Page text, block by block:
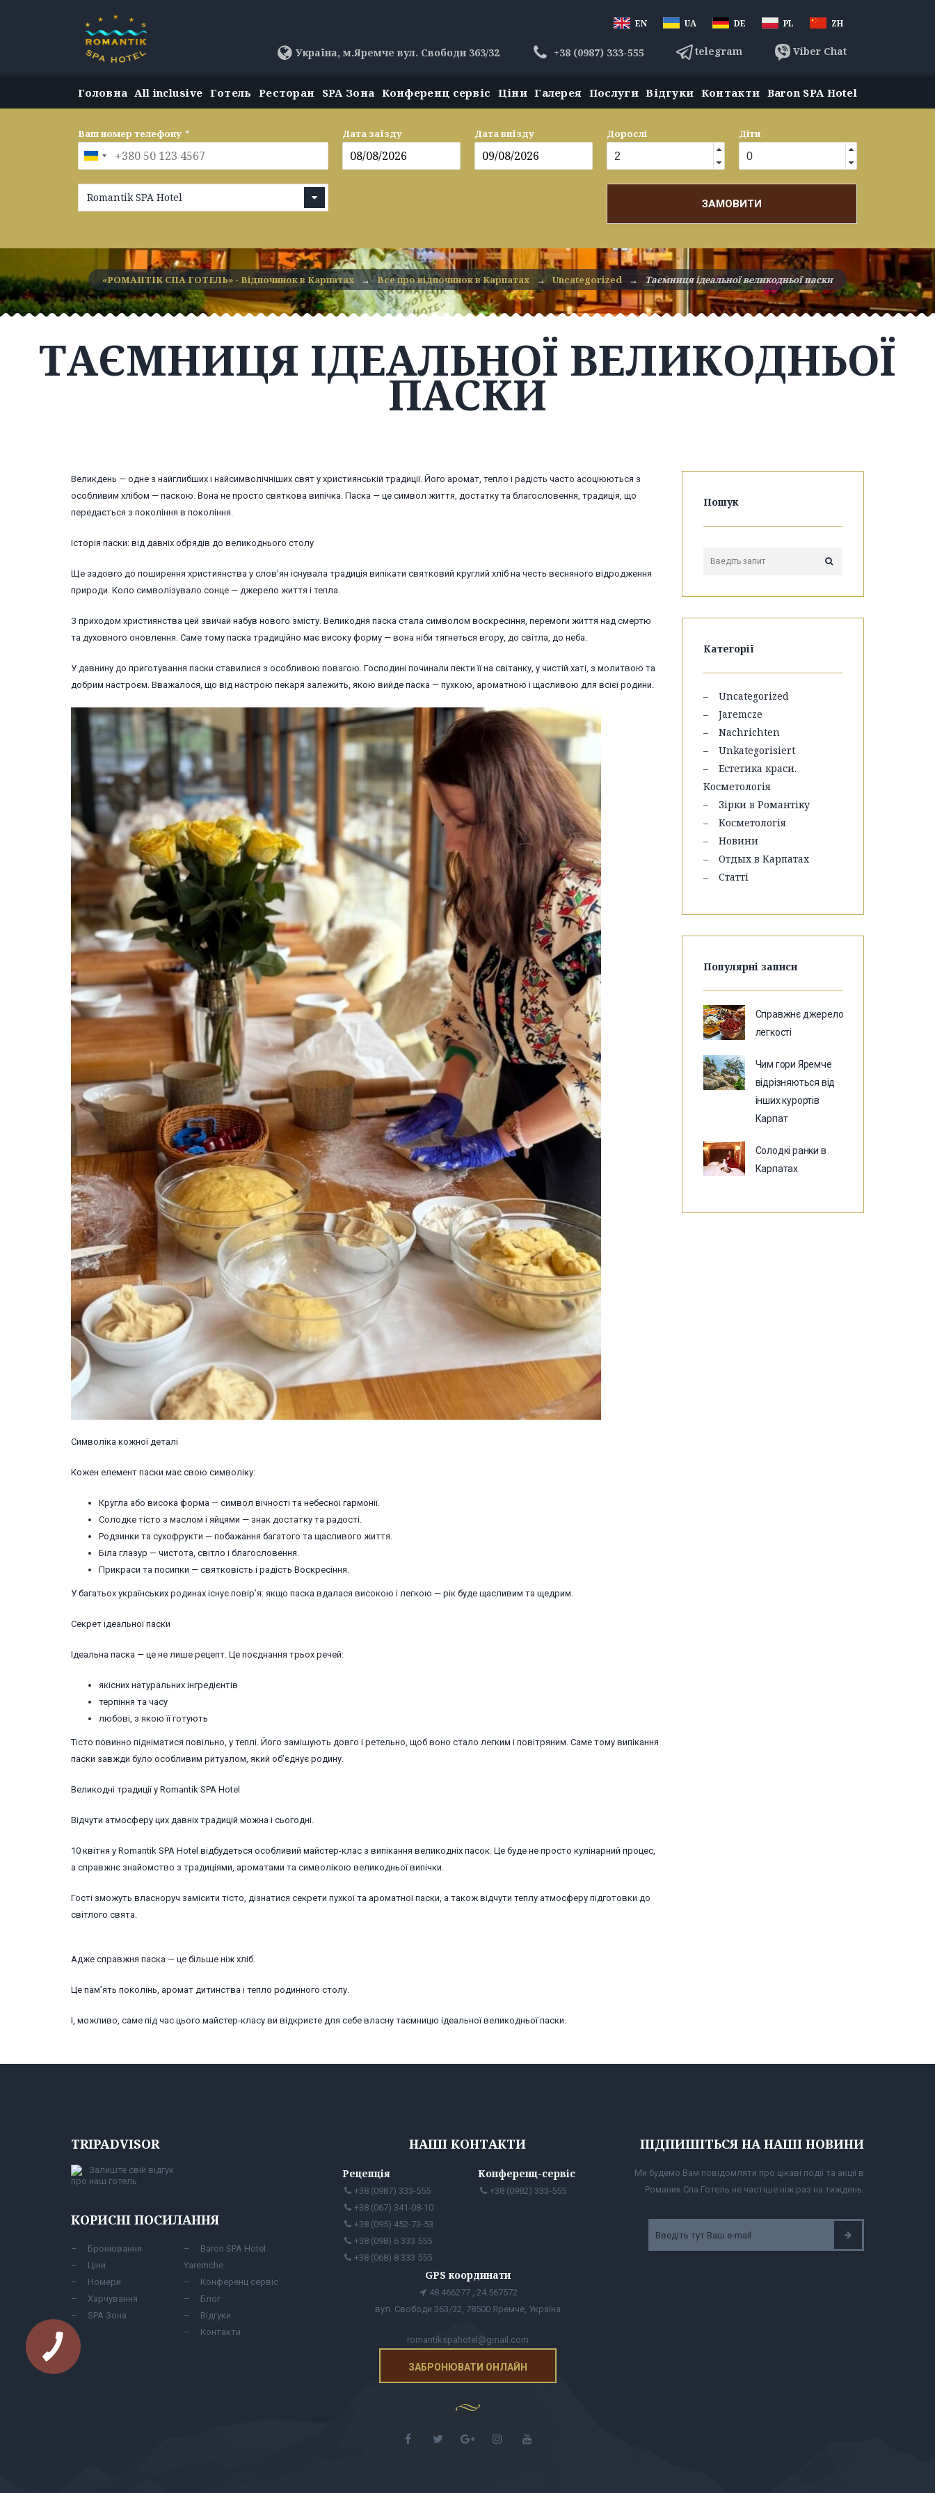
EN UA DE PL ZH
Україна, м.Яремче вул. Свободи 363/32 +38 (0987) 333-555 telegram Viber Chat
Головна All inclusive Готель Ресторан SPA Зона Конференц сервіс Ціни Галерея Послуги Відгуки Контакти Baron SPA Hotel
Ваш номер телефону *
Romantik SPA Hotel
Дата заїзду Дата виїзду Дорослі Діти
ЗАМОВИТИ
«РОМАНТІК СПА ГОТЕЛЬ» - Відпочинок в Карпатах → Все про відпочинок в Карпатах → Uncategorized → Таємниця ідеальної великодньої паски
ТАЄМНИЦЯ ІДЕАЛЬНОЇ ВЕЛИКОДНЬОЇ
ПАСКИ
Великдень — одне з найглибших і найсимволічніших свят у християнській традиції. Його аромат, тепло і радість часто асоціюються з
особливим хлібом — паскою. Вона не просто святкова випічка. Паска — це символ життя, достатку та благословення, традиція, що
передається з покоління в покоління.
Історія паски: від давніх обрядів до великоднього столу
Ще задовго до поширення християнства у слов’ян існувала традиція випікати святковий круглий хліб на честь весняного відродження
природи. Коло символізувало сонце — джерело життя і тепла.
З приходом християнства цей звичай набув нового змісту. Великодня паска стала символом воскресіння, перемоги життя над смертю
та духовного оновлення. Саме тому паска традиційно має високу форму — вона ніби тягнеться вгору, до світла, до неба.
У давнину до приготування паски ставилися з особливою повагою. Господині починали пекти її на світанку, у чистій хаті, з молитвою та
добрим настроєм. Вважалося, що від настрою пекаря залежить, якою вийде паска — пухкою, ароматною і щасливою для всієї родини.
Символіка кожної деталі
Кожен елемент паски має свою символіку:
Кругла або висока форма — символ вічності та небесної гармонії.
Солодке тісто з маслом і яйцями — знак достатку та радості.
Родзинки та сухофрукти — побажання багатого та щасливого життя.
Біла глазур — чистота, світло і благословення.
Прикраси та посипки — святковість і радість Воскресіння.
У багатьох українських родинах існує повір’я: якщо паска вдалася високою і легкою — рік буде щасливим та щедрим.
Секрет ідеальної паски
Ідеальна паска — це не лише рецепт. Це поєднання трьох речей:
якісних натуральних інгредієнтів
терпіння та часу
любові, з якою її готують
Тісто повинно підніматися повільно, у теплі. Його замішують довго і ретельно, щоб воно стало легким і повітряним. Саме тому випікання
паски завжди було особливим ритуалом, який об’єднує родину.
Великодні традиції у Romantik SPA Hotel
Відчути атмосферу цих давніх традицій можна і сьогодні.
10 квітня у Romantik SPA Hotel відбудеться особливий майстер-клас з випікання великодніх пасок. Це буде не просто кулінарний процес,
а справжнє знайомство з традиціями, ароматами та символікою великодньої випічки.
Гості зможуть власноруч замісити тісто, дізнатися секрети пухкої та ароматної паски, а також відчути теплу атмосферу підготовки до
світлого свята.
Адже справжня паска — це більше ніж хліб.
Це пам’ять поколінь, аромат дитинства і тепло родинного столу.
І, можливо, саме під час цього майстер-класу ви відкриєте для себе власну таємницю ідеальної великодньої паски.
Пошук
Категорії
Uncategorized
Jaremcze
Nachrichten
Unkategorisiert
Естетика краси.
Косметологія
Зірки в Романтіку
Косметологія
Новини
Отдых в Карпатах
Статті
Популярні записи
Справжнє джерело
легкості
Чим гори Яремче
відрізняються від
інших курортів
Карпат
Солодкі ранки в
Карпатах
TRIPADVISOR
Залиште свій відгук
про наш готель
КОРИСНІ ПОСИЛАННЯ
Бронювання
Ціни
Номери
Харчування
SPA Зона
Baron SPA Hotel
Yaremche
Конференц сервіс
Блог
Відгуки
Контакти
НАШІ КОНТАКТИ
Рецепція
+38 (0987) 333-555
+38 (067) 341-08-10
+38 (095) 452-73-53
+38 (098) 6 333 555
+38 (068) 8 333 555
Конференц-сервіс
+38 (0982) 333-555
GPS координати
48.466277 , 24.567572
вул. Свободи 363/32, 78500 Яремче, Україна
romantikspahotel@gmail.com
ЗАБРОНЮВАТИ ОНЛАЙН
ПІДПИШІТЬСЯ НА НАШІ НОВИНИ
Ми будемо Вам повідомляти про цікаві події та акції в
Романик Спа Готель не частіше ніж раз на тиждень.